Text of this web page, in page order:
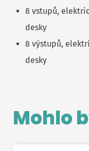
8 vstupů,
desky
8 výstupů,
desky
Mohlo